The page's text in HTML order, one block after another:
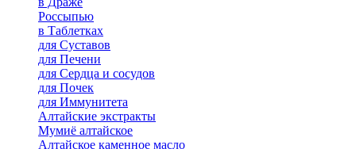
Россыпью
в Таблетках
для Cуставов
для Печени
для Сердца и сосудов
для Почек
для Иммунитета
Алтайские экстракты
Мумиё алтайское
Алтайское каменное масло